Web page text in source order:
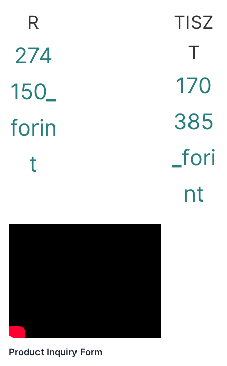
R
274
150_
forin
t
TISZ
T
170
385
_fori
nt
Product Inquiry Form